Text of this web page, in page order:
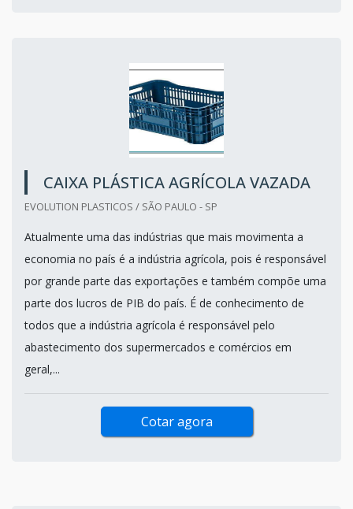
CAIXA PLÁSTICA AGRÍCOLA VAZADA
EVOLUTION PLASTICOS / SÃO PAULO - SP
Atualmente uma das indústrias que mais movimenta a
economia no país é a indústria agrícola, pois é responsável
por grande parte das exportações e também compõe uma
parte dos lucros de PIB do país. É de conhecimento de
todos que a indústria agrícola é responsável pelo
abastecimento dos supermercados e comércios em
geral,...
Cotar agora